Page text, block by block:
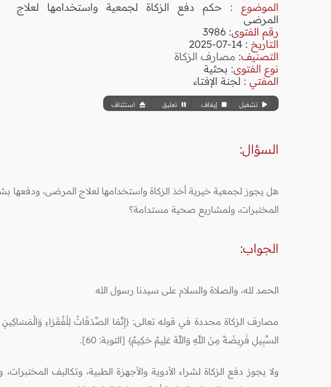
الموضوع : حكم دفع الزكاة لجمعية واستخدامها لعلاج
المرضى
رقم الفتوى:
3986
التاريخ : 14-07-2025
التصنيف: مصارف الزكاة
نوع الفتوى: بحثية
المفتي : لجنة الإفتاء
تشغيل إيقاف تعليق استئناف
السؤال:
هل يجوز لجمعية خيرية أخذ الزكاة واستخدامها لعلاج المرضى، ودفعها
المختبرات، ولمشاريع صحية مستدامة؟
الجواب:
الحمد لله، والصلاة والسلام على سيدنا رسول الله
مصارف الزكاة محددة في قوله تعالى: {إِنَّمَا الصَّدَقَاتُ لِلْفُقَرَاءِ وَالْمَسَاكِينِ
السَّبِيلِ فَرِيضَةً مِنَ اللَّهِ وَاللَّهُ عَلِيمٌ حَكِيمٌ} [التوبة: 60].
ولا يجوز دفع الزكاة لشراء الأدوية والأجهزة الطبية، وتكاليف